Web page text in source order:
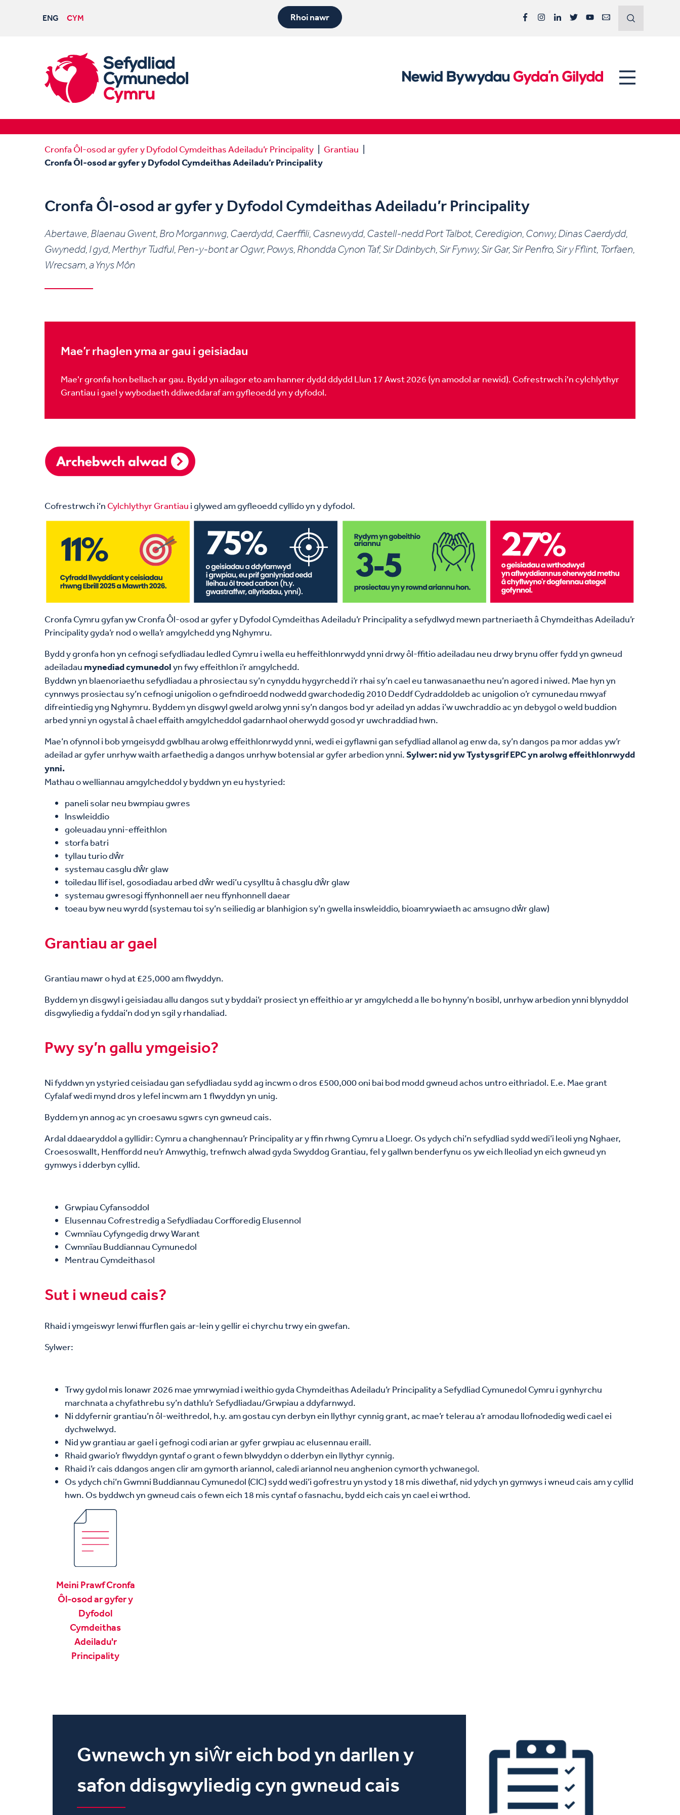
ENG CYM Rhoi nawr
Cronfa Ôl-osod ar gyfer y Dyfodol Cymdeithas Adeiladu’r Principality Grantiau
Cronfa Ôl-osod ar gyfer y Dyfodol Cymdeithas Adeiladu’r Principality
Cronfa Ôl-osod ar gyfer y Dyfodol Cymdeithas Adeiladu’r Principality
Abertawe, Blaenau Gwent, Bro Morgannwg, Caerdydd, Caerffili, Casnewydd, Castell-nedd Port Talbot, Ceredigion, Conwy, Dinas Caerdydd,
Gwynedd, I gyd, Merthyr Tudful, Pen-y-bont ar Ogwr, Powys, Rhondda Cynon Taf, Sir Ddinbych, Sir Fynwy, Sir Gar, Sir Penfro, Sir y Fflint, Torfaen,
Wrecsam, a Ynys Môn
Mae’r rhaglen yma ar gau i geisiadau
Mae'r gronfa hon bellach ar gau. Bydd yn ailagor eto am hanner dydd ddydd Llun 17 Awst 2026 (yn amodol ar newid). Cofrestrwch i'n cylchlythyr
Grantiau i gael y wybodaeth ddiweddaraf am gyfleoedd yn y dyfodol.
Cofrestrwch i‘nCylchlythyrGrantiau iglywedamgyfleoeddcyllidoynydyfodol.
Cronfa Cymru gyfan yw Cronfa Ôl-osod ar gyfer y Dyfodol Cymdeithas Adeiladu’r Principality a sefydlwyd mewn partneriaeth â Chymdeithas Adeiladu’r
Principality gyda’r nod o wella’r amgylchedd yng Nghymru.
Bydd y gronfa hon yn cefnogi sefydliadau ledled Cymru i wella eu heffeithlonrwydd ynni drwy ôl-ffitio adeiladau neu drwy brynu offer fydd yn gwneud
adeiladau mynediad cymunedolyn fwy effeithlon i’r amgylchedd.
Byddwn yn blaenoriaethu sefydliadau a phrosiectau sy’n cynyddu hygyrchedd i’r rhai sy’n cael eu tanwasanaethu neu’n agored i niwed. Mae hyn yn
cynnwys prosiectau sy’n cefnogi unigolion o gefndiroedd nodwedd gwarchodedig 2010 Deddf Cydraddoldeb ac unigolion o’r cymunedau mwyaf
difreintiedig yng Nghymru. Byddem yn disgwyl gweld arolwg ynni sy’n dangos bod yr adeilad yn addas i’w uwchraddio ac yn debygol o weld buddion
arbed ynni yn ogystal â chael effaith amgylcheddol gadarnhaol oherwydd gosod yr uwchraddiad hwn.
Mae’n ofynnol i bob ymgeisydd gwblhau arolwg effeithlonrwydd ynni, wedi ei gyflawni gan sefydliad allanol ag enw da, sy’n dangos pa mor addas yw’r
adeilad ar gyfer unrhyw waith arfaethedig a dangos unrhyw botensial ar gyfer arbedion ynni.Sylwer: nid yw Tystysgrif EPC yn arolwg effeithlonrwydd
ynni.
Mathauo welliannau amgylcheddol y byddwn yn eu hystyried:
paneli solar neu bwmpiau gwres
Inswleiddio
goleuadau ynni-effeithlon
storfa batri
tyllau turio dŵr
systemau casglu dŵr glaw
toiledau llif isel, gosodiadau arbed dŵr wedi’u cysylltu â chasglu dŵr glaw
systemau gwresogi ffynhonnell aer neu ffynhonnell daear
toeau byw neu wyrdd (systemau toi sy’n seiliedig ar blanhigion sy’n gwella inswleiddio, bioamrywiaeth ac amsugno dŵr glaw)
Grantiau ar gael
Grantiau mawr o hyd at £25,000 am flwyddyn.
Byddem yn disgwyl i geisiadau allu dangos sut y byddai’r prosiect yn effeithio ar yr amgylchedd a lle bo hynny’n bosibl, unrhyw arbedion ynni blynyddol
disgwyliedig a fyddai’n dod yn sgil y rhandaliad.
Pwy sy’n gallu ymgeisio?
Ni fyddwn yn ystyried ceisiadau gan sefydliadau sydd ag incwm o dros £500,000 oni bai bod modd gwneud achos untro eithriadol. E.e. Mae grant
Cyfalaf wedi mynd dros y lefel incwm am 1 flwyddyn yn unig.
Byddem yn annog ac yn croesawu sgwrs cyn gwneud cais.
Ardal ddaearyddol a gyllidir: Cymru a changhennau’r Principality ar y ffin rhwng Cymru a Lloegr. Os ydych chi’n sefydliad sydd wedi’i leoli yng Nghaer,
Croesoswallt, Henffordd neu’r Amwythig, trefnwch alwad gyda Swyddog Grantiau, fel y gallwn benderfynu os yw eich lleoliad yn eich gwneud yn
gymwys i dderbyn cyllid.
Grwpiau Cyfansoddol
Elusennau Cofrestredig a Sefydliadau Corfforedig Elusennol
Cwmnïau Cyfyngedig drwy Warant
Cwmnïau Buddiannau Cymunedol
Mentrau Cymdeithasol
Sut i wneud cais?
Rhaid i ymgeiswyr lenwi ffurflen gais ar-lein y gellir ei chyrchu trwy ein gwefan.
Sylwer:
Trwy gydol mis Ionawr 2026 mae ymrwymiad i weithio gyda Chymdeithas Adeiladu’r Principality a Sefydliad Cymunedol Cymru i gynhyrchu
marchnata a chyfathrebu sy’n dathlu’r Sefydliadau/Grwpiau a ddyfarnwyd.
Ni ddyfernir grantiau’n ôl-weithredol, h.y. am gostau cyn derbyn ein llythyr cynnig grant, ac mae’r telerau a’r amodau llofnodedig wedi cael ei
dychwelwyd.
Nid yw grantiau ar gael i gefnogi codi arian ar gyfer grwpiau ac elusennau eraill.
Rhaid gwario’r flwyddyn gyntaf o grant o fewn blwyddyn o dderbyn ein llythyr cynnig.
Rhaid i’r cais ddangos angen clir am gymorth ariannol, caledi ariannol neu anghenion cymorth ychwanegol.
Os ydych chi’n Gwmni Buddiannau Cymunedol (CIC) sydd wedi’i gofrestru yn ystod y 18 mis diwethaf, nid ydych yn gymwys i wneud cais am y cyllid
hwn. Os byddwch yn gwneud cais o fewn eich 18 mis cyntaf o fasnachu, bydd eich cais yn cael ei wrthod.
Meini Prawf Cronfa
Ôl-osod ar gyfer y
Dyfodol
Cymdeithas
Adeiladu'r
Principality
Gwnewch yn siŵr eich bod yn darllen y
safon ddisgwyliedig cyn gwneud cais